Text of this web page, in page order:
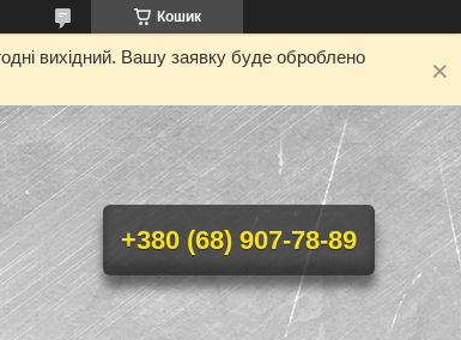
Кошик
вихідний. Вашу заявку буде оброблено
+380 (68) 907-78-89